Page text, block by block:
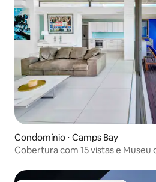
Condomínio ⋅ Camps Bay
Cobertura com 15 vistas e Museu